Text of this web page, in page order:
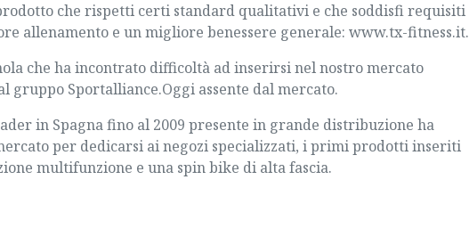
che rispetti certi standard qualitativi e che soddisfi requisiti
allenamento e un migliore benessere generale: www.tx-fitness.it.
che ha incontrato difficoltà ad inserirsi nel nostro mercato
Sportalliance.Oggi assente dal mercato.
in Spagna fino al 2009 presente in grande distribuzione ha
per dedicarsi ai negozi specializzati, i primi prodotti inseriti
multifunzione e una spin bike di alta fascia.